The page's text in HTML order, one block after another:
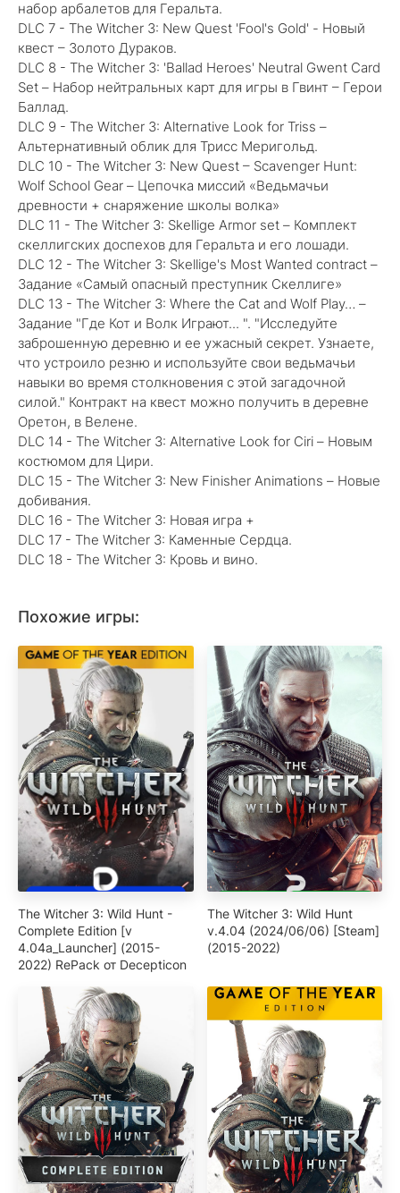
набор арбалетов для Геральта.
DLC 7 - The Witcher 3: New Quest 'Fool's Gold' - Новый
квест – Золото Дураков.
DLC 8 - The Witcher 3: 'Ballad Heroes' Neutral Gwent Card
Set – Набор нейтральных карт для игры в Гвинт – Герои
Баллад.
DLC 9 - The Witcher 3: Alternative Look for Triss –
Альтернативный облик для Трисс Меригольд.
DLC 10 - The Witcher 3: New Quest – Scavenger Hunt:
Wolf School Gear – Цепочка миссий «Ведьмачьи
древности + снаряжение школы волка»
DLC 11 - The Witcher 3: Skellige Armor set – Комплект
скеллигских доспехов для Геральта и его лошади.
DLC 12 - The Witcher 3: Skellige's Most Wanted contract –
Задание «Самый опасный преступник Скеллиге»
DLC 13 - The Witcher 3: Where the Cat and Wolf Play… –
Задание "Где Кот и Волк Играют... ". "Исследуйте
заброшенную деревню и ее ужасный секрет. Узнаете,
что устроило резню и используйте свои ведьмачьи
навыки во время столкновения с этой загадочной
силой." Контракт на квест можно получить в деревне
Оретон, в Велене.
DLC 14 - The Witcher 3: Alternative Look for Ciri – Новым
костюмом для Цири.
DLC 15 - The Witcher 3: New Finisher Animations – Новые
добивания.
DLC 16 - The Witcher 3: Новая игра +
DLC 17 - The Witcher 3: Каменные Сердца.
DLC 18 - The Witcher 3: Кровь и вино.
Похожие игры:
The Witcher 3: Wild Hunt -
Complete Edition [v
4.04a_Launcher] (2015-
2022) RePack от Decepticon
The Witcher 3: Wild Hunt
v.4.04 (2024/06/06) [Steam]
(2015-2022)